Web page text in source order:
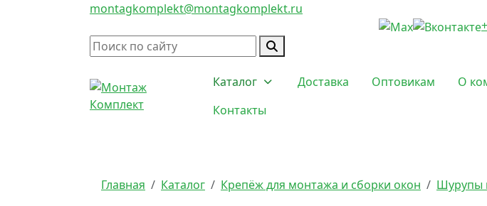
montagkomplekt@montagkomplekt.ru
Каталог Доставка Оптовикам
О
Контакты
Главная Каталог Крепёж для монтажа и сборки окон Шурупы